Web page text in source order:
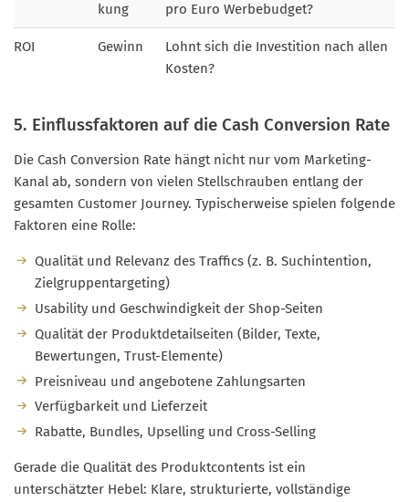
kung
pro Euro Werbebudget?
ROI Gewinn
Lohnt sich die Investition nach allen
Kosten?
5. Einflussfaktoren auf die Cash Conversion Rate
Die Cash Conversion Rate hängt nicht nur vom Marketing-
Kanal ab, sondern von vielen Stellschrauben entlang der
gesamten Customer Journey. Typischerweise spielen folgende
Faktoren eine Rolle:
Qualität und Relevanz des Traffics (z. B. Suchintention,
Zielgruppentargeting)
Usability und Geschwindigkeit der Shop-Seiten
Qualität der Produktdetailseiten (Bilder, Texte,
Bewertungen, Trust-Elemente)
Preisniveau und angebotene Zahlungsarten
Verfügbarkeit und Lieferzeit
Rabatte, Bundles, Upselling und Cross-Selling
Gerade die Qualität des Produktcontents ist ein
unterschätzter Hebel: Klare, strukturierte, vollständige